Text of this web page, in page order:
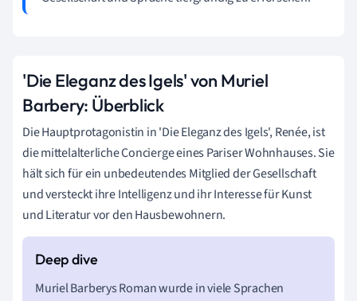
'Die Eleganz des Igels' von Muriel
Barbery: Überblick
Die Hauptprotagonistin in 'Die Eleganz des Igels', Renée, ist
die mittelalterliche Concierge eines Pariser Wohnhauses. Sie
hält sich für ein unbedeutendes Mitglied der Gesellschaft
und versteckt ihre Intelligenz und ihr Interesse für Kunst
und Literatur vor den Hausbewohnern.
Muriel Barberys Roman wurde in viele Sprachen